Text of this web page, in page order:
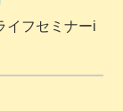
イフセミナーi